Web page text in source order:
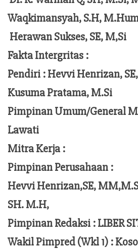
Waqkimansyah, S.H,
Herawan Sukses, SE, M,Si
Fakta Intergritas :
Pendiri :Hevvi Henrizan,
Kusuma Pratama, M.Si
Pimpinan Umum/General
Lawati
Mitra Kerja :
Pimpinan Perusahaan :
Hevvi Henrizan,SE,
SH. M.H,
Pimpinan Redaksi :LIBER
Wakil Pimpred (Wkl 1) :